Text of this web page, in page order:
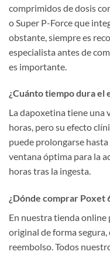
comprimidos de dosis
o Super P-Force que
obstante, siempre es
especialista antes de
es importante.
¿Cuánto tiempo dura el
La dapoxetina tiene una
horas, pero su efecto
puede prolongarse
ventana óptima para la
horas tras la ingesta.
¿Dónde comprar Poxet
En nuestra tienda
original de forma
reembolso. Todos